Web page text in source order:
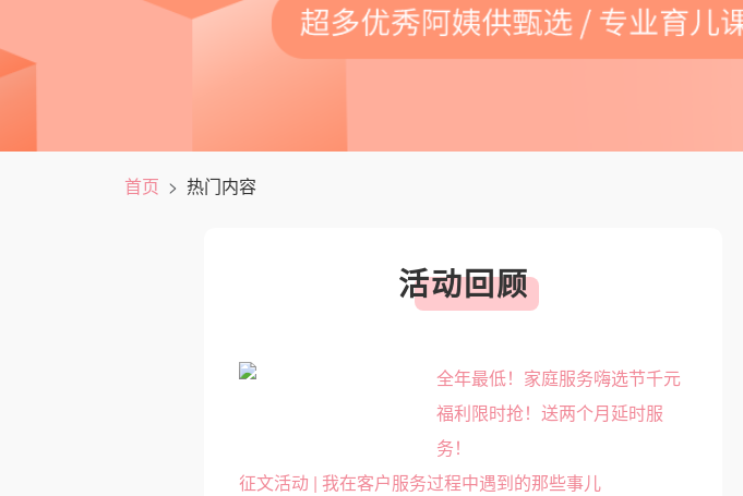
首页 热门内容
活动回顾
全年最低！家庭服务嗨选节千元
福利限时抢！送两个月延时服
务！
征文活动 | 我在客户服务过程中遇到的那些事儿